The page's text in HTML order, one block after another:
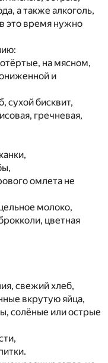
а также алкоголь,
это время нужно
на мясном,
и
сухой бисквит,
гречневая,
омлета не
молоко,
цветная
свежий хлеб,
вкрутую яйца,
солёные или острые